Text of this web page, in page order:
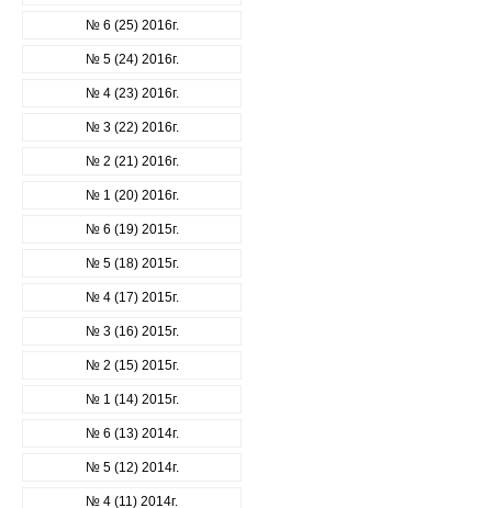
№ 6 (25) 2016г.
№ 5 (24) 2016г.
№ 4 (23) 2016г.
№ 3 (22) 2016г.
№ 2 (21) 2016г.
№ 1 (20) 2016г.
№ 6 (19) 2015г.
№ 5 (18) 2015г.
№ 4 (17) 2015г.
№ 3 (16) 2015г.
№ 2 (15) 2015г.
№ 1 (14) 2015г.
№ 6 (13) 2014г.
№ 5 (12) 2014г.
№ 4 (11) 2014г.